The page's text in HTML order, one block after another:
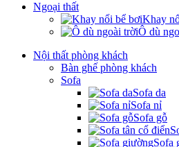
Ngoại thất
Khay
Ô dù
Nội thất phòng khách
Bàn ghế phòng khách
Sofa
Sofa da
Sofa nỉ
Sofa gỗ
Sofa